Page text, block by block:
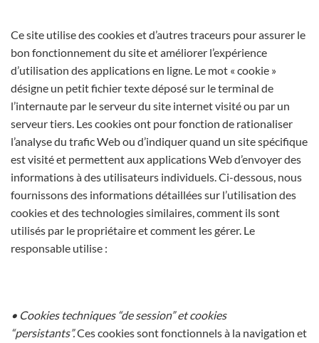
Ce site utilise des cookies et d’autres traceurs pour assurer le
bon fonctionnement du site et améliorer l’expérience
d’utilisation des applications en ligne. Le mot « cookie »
désigne un petit fichier texte déposé sur le terminal de
l’internaute par le serveur du site internet visité ou par un
serveur tiers. Les cookies ont pour fonction de rationaliser
l’analyse du trafic Web ou d’indiquer quand un site spécifique
est visité et permettent aux applications Web d’envoyer des
informations à des utilisateurs individuels. Ci-dessous, nous
fournissons des informations détaillées sur l’utilisation des
cookies et des technologies similaires, comment ils sont
utilisés par le propriétaire et comment les gérer. Le
responsable utilise :
• Cookies techniques “de session” et cookies
“persistants”.Ces cookies sont fonctionnels à la navigation et